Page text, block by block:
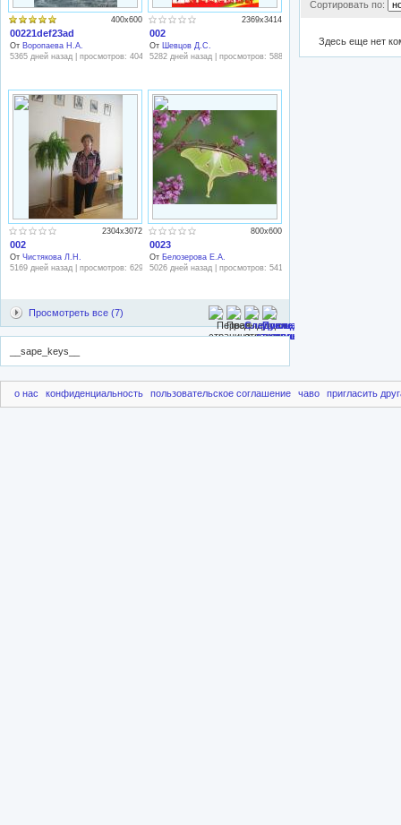
400x600
00221def23ad
От Воропаева Н.А.
5365 дней назад | просмотров: 404
2369x3414
002
От Шевцов Д.С.
5282 дней назад | просмотров: 588
2304x3072
002
От Чистякова Л.Н.
5169 дней назад | просмотров: 629
800x600
0023
От Белозерова Е.А.
5026 дней назад | просмотров: 541
Просмотреть все (7)
__sape_keys__
Сортировать по:
Здесь еще нет
о нас конфиденциальность пользовательское соглашение чаво пригласить